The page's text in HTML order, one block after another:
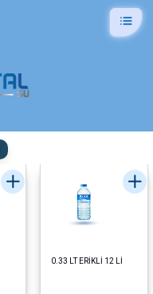
0.33 LT ERİKLİ 12 Lİ